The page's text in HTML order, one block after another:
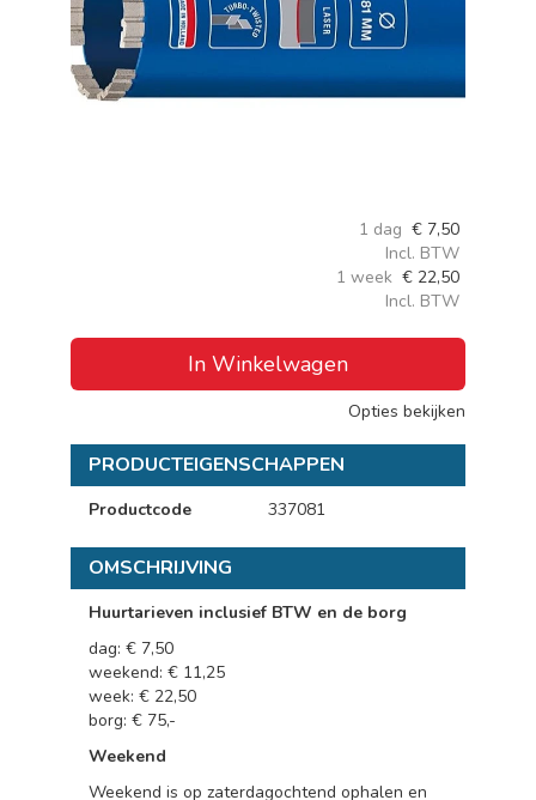
1 dag € 7,50
Incl. BTW
1 week € 22,50
Incl. BTW
In Winkelwagen
Opties bekijken
PRODUCTEIGENSCHAPPEN
Productcode 337081
OMSCHRIJVING
Huurtarieven inclusief BTW en de borg
dag: € 7,50
weekend: € 11,25
week: € 22,50
borg: € 75,-
Weekend
Weekend is op zaterdagochtend ophalen en